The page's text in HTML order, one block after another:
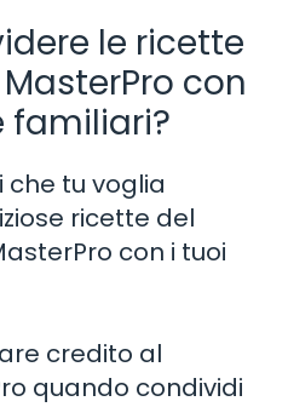
le ricette
con
familiari?
che tu voglia
ricette del
con i tuoi
credito al
quando condividi